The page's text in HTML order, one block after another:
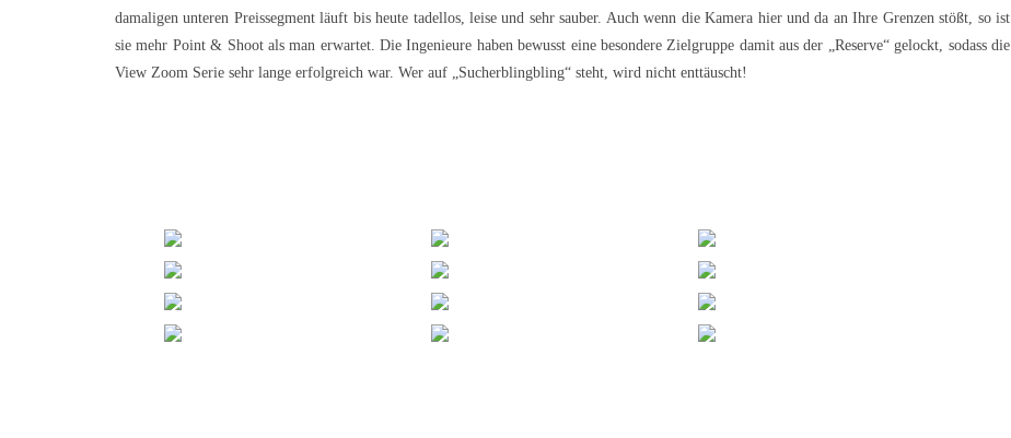
damaligen unteren Preissegment läuft bis heute tadellos, leise und sehr sauber. Auch wenn die Kamera hier und da an Ihre Grenzen stößt, so ist
sie mehr Point & Shoot als man erwartet. Die Ingenieure haben bewusst eine besondere Zielgruppe damit aus der „Reserve“ gelockt, sodass die
View Zoom Serie sehr lange erfolgreich war. Wer auf „Sucherblingbling“ steht, wird nicht enttäuscht!